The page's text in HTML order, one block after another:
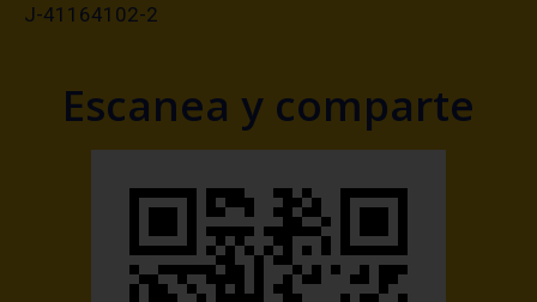
J-41164102-2
Escanea y comparte